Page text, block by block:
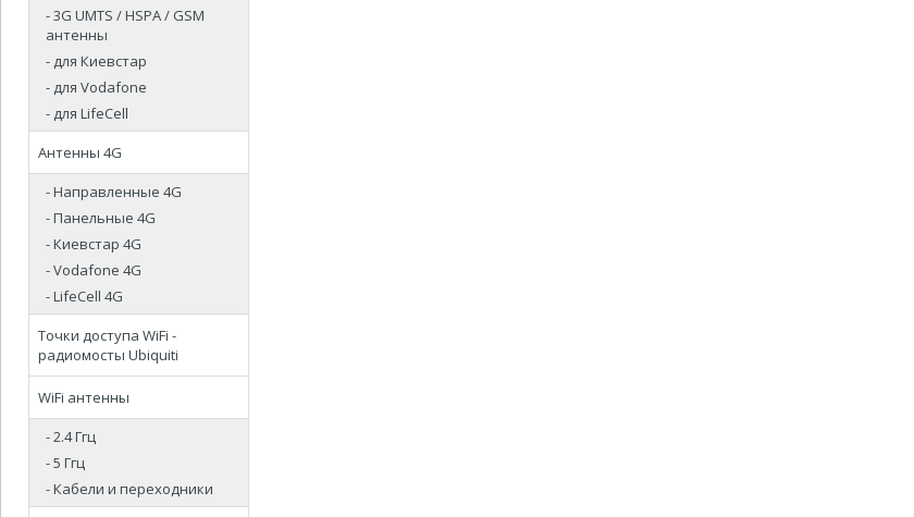
- 3G UMTS / HSPA / GSM
антенны
- для Киевстар
- для Vodafone
- для LifeCell
Антенны 4G
- Направленные 4G
- Панельные 4G
- Киевстар 4G
- Vodafone 4G
- LifeCell 4G
Точки доступа WiFi -
радиомосты Ubiquiti
WiFi антенны
- 2.4 Ггц
- 5 Ггц
- Кабели и переходники